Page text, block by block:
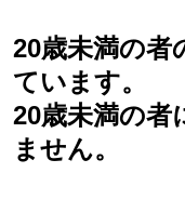
20歳未満の者
ています。
20歳未満の者
ません。